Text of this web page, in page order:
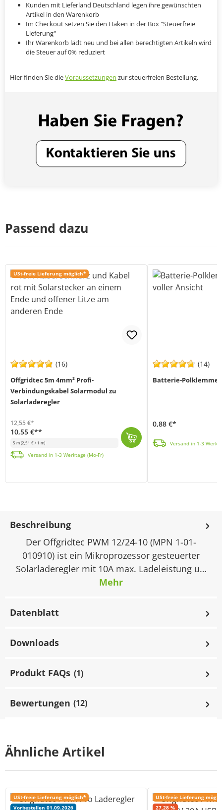
Kunden mit Lieferland Deutschland legen ihre gewünschten
Artikel in den Warenkorb
Im Checkout setzen Sie den Haken in der Box "Steuerfreie
Lieferung"
Ihr Warenkorb lädt neu und bei allen berechtigten Artikeln wird
die Steuer auf 0% reduziert
Hier finden Sie dieVoraussetzungen zur steuerfreien Bestellung.
Ähnliche Artikel
USt-freie Lieferung möglich*
Vorbestellen 01.09.2026
USt-freie Lieferung
Rabatt
27,28 %
Passend dazu
USt-freie Lieferung möglich*
(16)
Offgridtec 5m 4mm² Profi-
Verbindungskabel Solarmodul zu
Solarladeregler
12,55 €*
10,55 €**
5 m(2,51 € / 1 m)
Versand in 1-3 Werktage (Mo-Fr)
(14)
Batterie-
0,88 €*
Versand in 1-3
Beschreibung
Der Offgridtec PWM 12/24-10 (MPN 1-01-
010910) ist ein Mikroprozessor gesteuerter
Solarladeregler mit 10A max. Ladeleistung u…
Mehr
Datenblatt
Downloads
Produkt FAQs (1)
Bewertungen (12)